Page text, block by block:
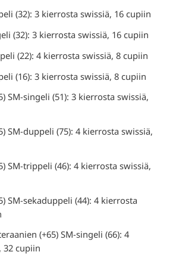
(32): 3 kierrosta swissiä, 16 cupiin
(32): 3 kierrosta swissiä, 16 cupiin
(22): 4 kierrosta swissiä, 8 cupiin
(16): 3 kierrosta swissiä, 8 cupiin
SM-singeli (51): 3 kierrosta swissiä,
SM-duppeli (75): 4 kierrosta swissiä,
SM-trippeli (46): 4 kierrosta swissiä,
SM-sekaduppeli (44): 4 kierrosta
(+65) SM-singeli (66): 4
32 cupiin